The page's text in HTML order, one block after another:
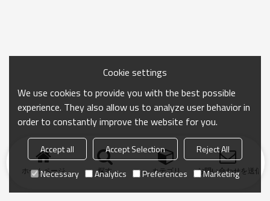
ホームページ 探す カテゴリ お問い合わせを送信
Cookie settings
We use cookies to provide you with the best possible
experience. They also allow us to analyze user behavior in
order to constantly improve the website for you.
Accept all Accept Selection
Reject All
Necessary
Analytics Preferences Marketing